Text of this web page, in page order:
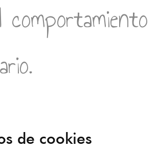
comportamiento
de cookies